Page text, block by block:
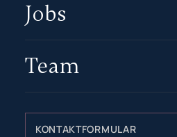
Jobs
Team
KONTAKTFORMULAR